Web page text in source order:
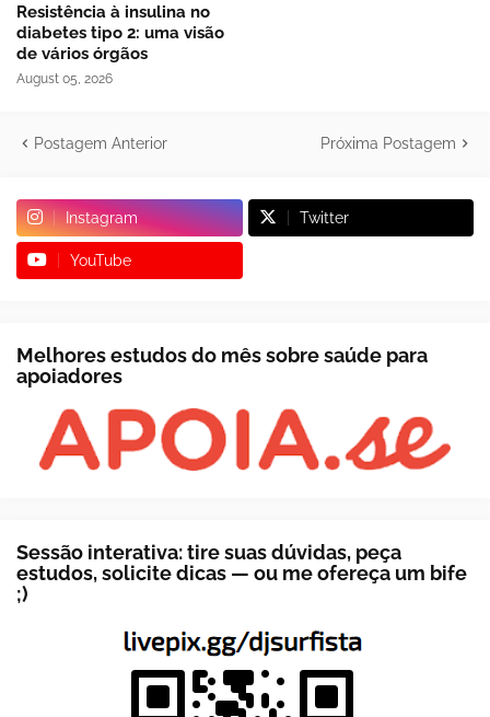
Resistência à insulina no
diabetes tipo 2: uma visão
de vários órgãos
August 05, 2026
Postagem Anterior Próxima Postagem
Instagram Twitter
YouTube
Melhores estudos do mês sobre saúde para
apoiadores
Sessão interativa: tire suas dúvidas, peça
estudos, solicite dicas — ou me ofereça um bife
;)